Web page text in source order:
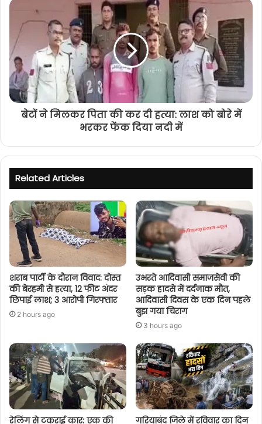
बेटों ने मिलकर पिता की कर दी हत्या: लाश को बोरे में
भरकर फेंक दिया नदी में
Related Articles
शराब पार्टी के दौरान विवाद: दोस्त
की बेरहमी से हत्या, 12 फीट अंदर
छिपाई लाश; 3 आरोपी गिरफ्तार
2 hours ago
उभरते आदिवासी समाजसेवी की
सड़क हादसे में दर्दनाक मौत,
आदिवासी दिवस के एक दिन पहले
बुझ गया चिराग
3 hours ago
रेलिंग से टकराई कार: एक की
गरियाबंद जिले में रविवार का दिन